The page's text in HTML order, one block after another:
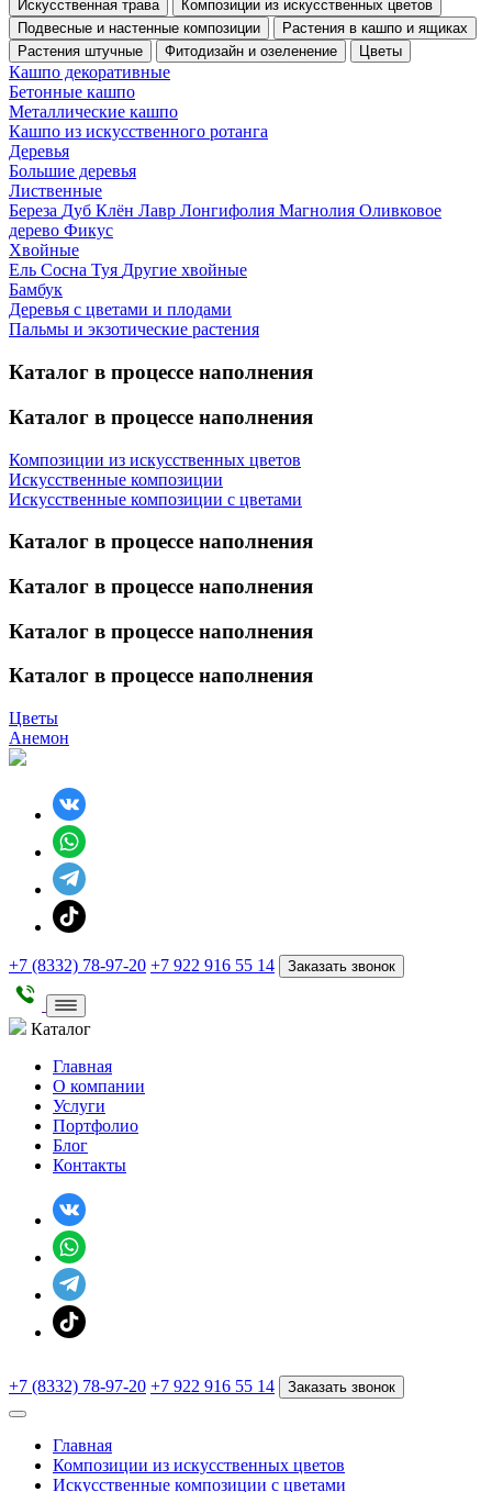
Искусственная трава
Композиции из искусственных цветов
Подвесные и настенные композиции
Растения в кашпо и ящиках
Растения штучные
Фитодизайн и озеленение Цветы
Кашпо декоративные
Бетонные кашпо
Металлические кашпо
Кашпо из искусственного ротанга
Деревья
Большие деревья
Лиственные
Береза Дуб Клён Лавр Лонгифолия Магнолия Оливковое
дерево Фикус
Хвойные
Ель Сосна Туя Другие хвойные
Бамбук
Деревья с цветами и плодами
Пальмы и экзотические растения
Каталог в процессе наполнения
Каталог в процессе наполнения
Композиции из искусственных цветов
Искусственные композиции
Искусственные композиции с цветами
Каталог в процессе наполнения
Каталог в процессе наполнения
Каталог в процессе наполнения
Каталог в процессе наполнения
Цветы
Анемон
+7 (8332) 78-97-20 +7 922 916 55 14 Заказать звонок
Каталог
Главная
О компании
Услуги
Портфолио
Блог
Контакты
+7 (8332) 78-97-20 +7 922 916 55 14 Заказать звонок
Главная
Композиции из искусственных цветов
Искусственные композиции с цветами